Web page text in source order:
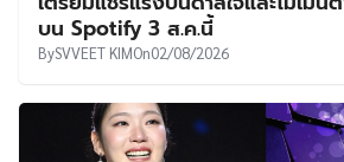
บน Spotify 3 ส.ค.นี้
BySVVEET KIMOn02/08/2026